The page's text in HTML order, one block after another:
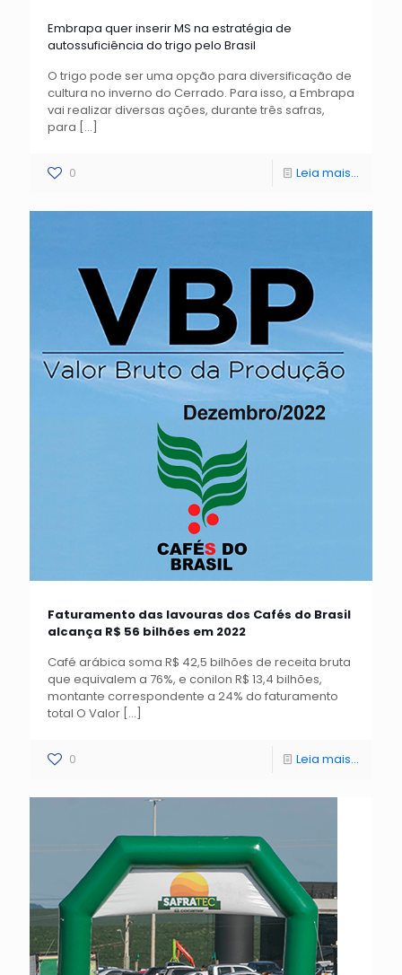
Embrapa quer inserir MS na estratégia de
autossuficiência do trigo pelo Brasil
O trigo pode ser uma opção para diversificação de
cultura no inverno do Cerrado. Para isso, a Embrapa
vai realizar diversas ações, durante três safras,
para […]
0 Leia mais...
Faturamento das lavouras dos Cafés do Brasil
alcança R$ 56 bilhões em 2022
Café arábica soma R$ 42,5 bilhões de receita bruta
que equivalem a 76%, e conilon R$ 13,4 bilhões,
montante correspondente a 24% do faturamento
total O Valor […]
0 Leia mais...